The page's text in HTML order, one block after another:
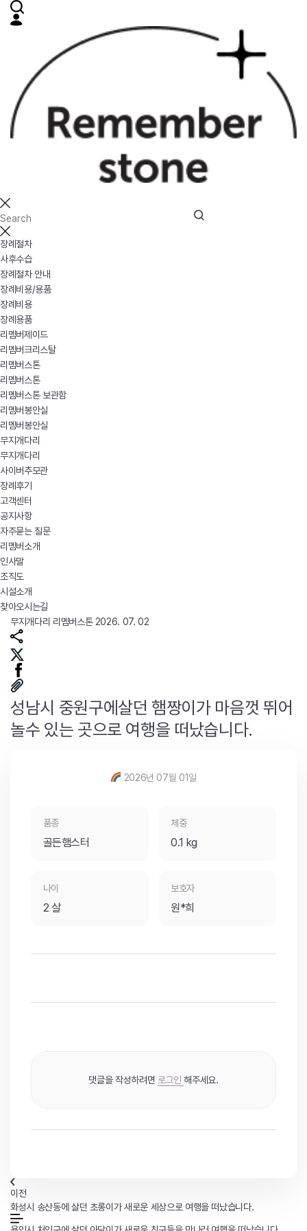
장례절차
사후수습
장례절차 안내
장례비용/용품
장례비용
장례용품
리멤버제이드
리멤버크리스탈
리멤버스톤
리멤버스톤
리멤버스톤 보관함
리멤버봉안실
리멤버봉안실
무지개다리
무지개다리
사이버추모관
장례후기
고객센터
공지사항
자주묻는 질문
리멤버소개
인사말
조직도
시설소개
찾아오시는길
무지개다리 리멤버스톤 2026. 07. 02
성남시 중원구에살던 햄짱이가 마음껏 뛰어
놀수 있는 곳으로 여행을 떠났습니다.
2026년 07월 01일
품종
골든햄스터
체중
0.1 kg
나이
2 살
보호자
원*희
댓글을 작성하려면 로그인 해주세요.
이전
화성시 송산동에 살던 초롱이가 새로운 세상으로 여행을 떠났습니다.